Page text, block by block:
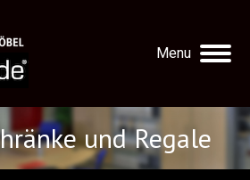
Menu
und Regale